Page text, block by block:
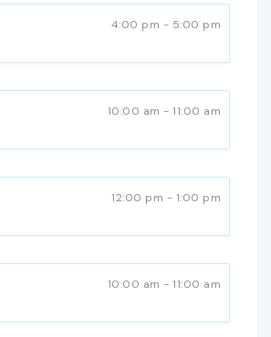
10:00 am - 11:00 am
4:00 pm - 5:00 pm
10:00 am - 11:00 am
12:00 pm - 1:00 pm